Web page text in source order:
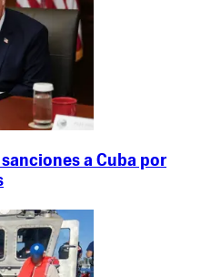
sanciones a Cuba por